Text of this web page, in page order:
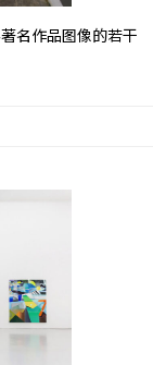
名作品图像的若干